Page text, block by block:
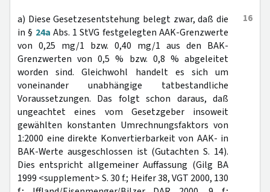
16
a) Diese Gesetzesentstehung belegt zwar, daß die
in § 24a Abs. 1 StVG festgelegten AAK-Grenzwerte
von 0,25 mg/1 bzw. 0,40 mg/1 aus den BAK-
Grenzwerten von 0,5 % bzw. 0,8 % abgeleitet
worden sind. Gleichwohl handelt es sich um
voneinander unabhängige tatbestandliche
Voraussetzungen. Das folgt schon daraus, daß
ungeachtet eines vom Gesetzgeber insoweit
gewählten konstanten Umrechnungsfaktors von
1:2000 eine direkte Konvertierbarkeit von AAK- in
BAK-Werte ausgeschlossen ist (Gutachten S. 14).
Dies entspricht allgemeiner Auffassung (Gilg BA
1999 <supplement> S. 30 f.; Heifer 38, VGT 2000, 130